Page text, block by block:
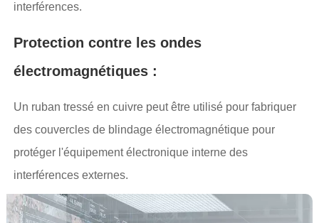
interférences.
Protection contre les ondes
électromagnétiques :
Un ruban tressé en cuivre peut être utilisé pour fabriquer
des couvercles de blindage électromagnétique pour
protéger l'équipement électronique interne des
interférences externes.